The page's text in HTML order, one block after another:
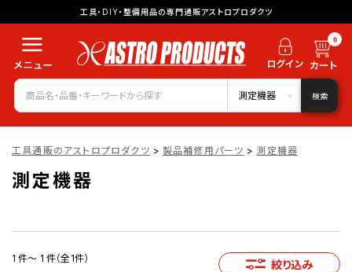
工具・DIY・整備用品の専門通販アストロプロダクツ
0
測定機器 検索
工具通販のアストロプロダクツ > 製品補修用パーツ > 測定機器
測定機器
1 件～ 1 件（全1件） 絞り込み